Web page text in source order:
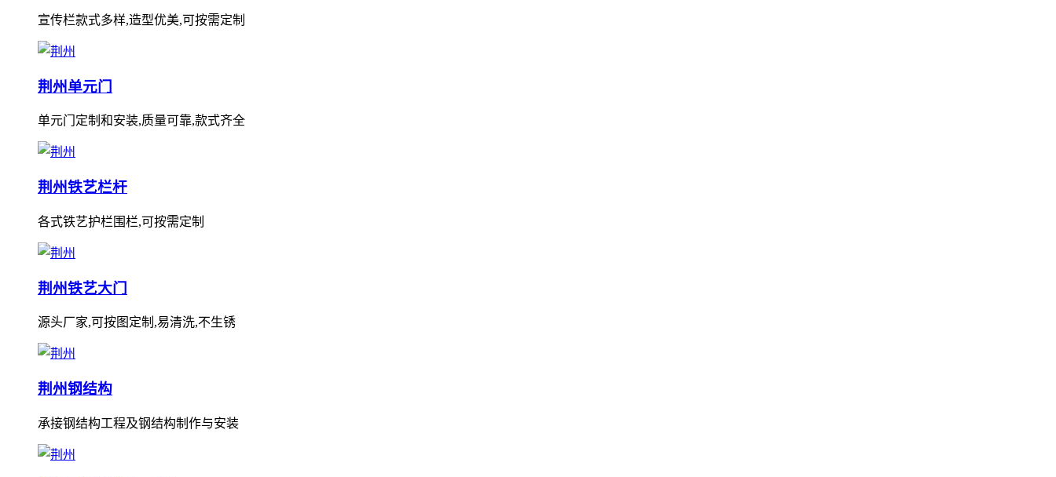
宣传栏款式多样,造型优美,可按需定制
荆州单元门
单元门定制和安装,质量可靠,款式齐全
荆州铁艺栏杆
各式铁艺护栏围栏,可按需定制
荆州铁艺大门
源头厂家,可按图定制,易清洗,不生锈
荆州钢结构
承接钢结构工程及钢结构制作与安装